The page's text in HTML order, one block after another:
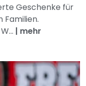
Geschenke für
Familien.
| mehr